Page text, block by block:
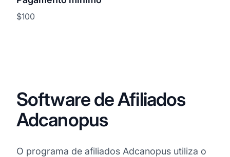
$100
Software de Afiliados
Adcanopus
O programa de afiliados Adcanopus utiliza o